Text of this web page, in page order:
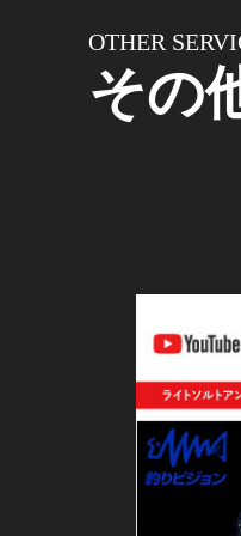
OTHER
その